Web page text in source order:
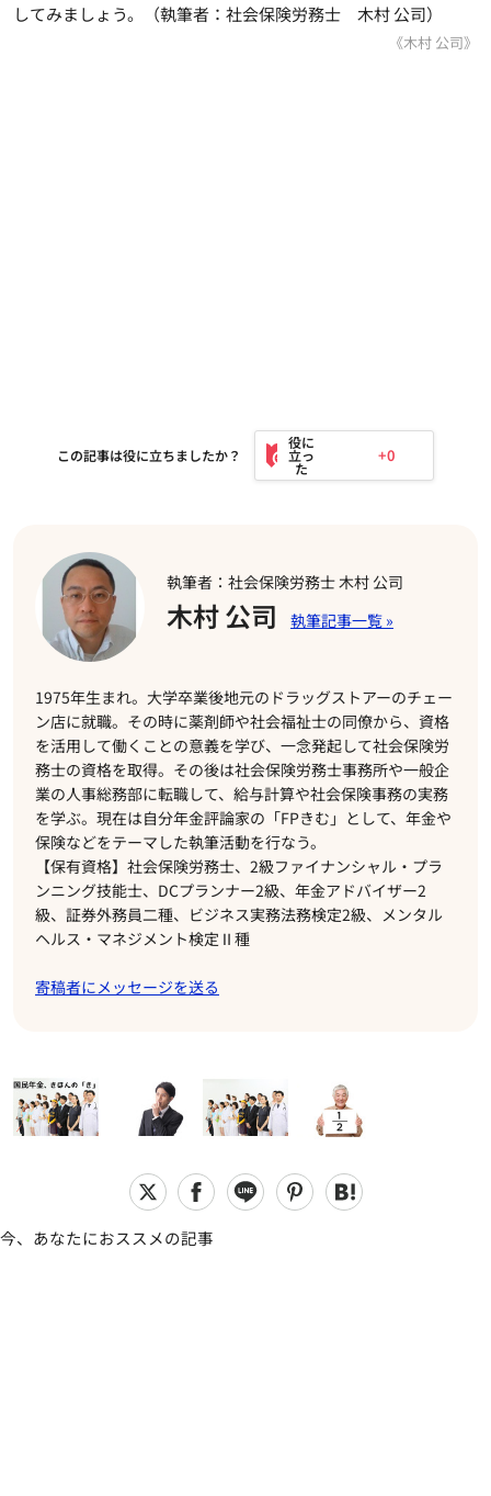
してみましょう。（執筆者：社会保険労務士 木村 公司）
《木村 公司》
この記事は役に立ちましたか？ +0
執筆者：社会保険労務士 木村 公司
木村 公司
1975年生まれ。大学卒業後地元のドラッグストアーのチェー
ン店に就職。その時に薬剤師や社会福祉士の同僚から、資格
を活用して働くことの意義を学び、一念発起して社会保険労
務士の資格を取得。その後は社会保険労務士事務所や一般企
業の人事総務部に転職して、給与計算や社会保険事務の実務
を学ぶ。現在は自分年金評論家の「FPきむ」として、年金や
保険などをテーマした執筆活動を行なう。
【保有資格】社会保険労務士、2級ファイナンシャル・プラ
ンニング技能士、DCプランナー2級、年金アドバイザー2
級、証券外務員二種、ビジネス実務法務検定2級、メンタル
ヘルス・マネジメント検定Ⅱ種
寄稿者にメッセージを送る
今、あなたにおススメの記事